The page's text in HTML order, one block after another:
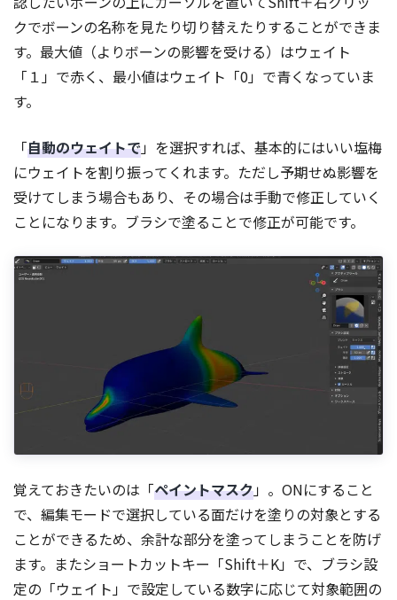
クでボーンの名称を見たり切り替えたりすることができま
す。最大値（よりボーンの影響を受ける）はウェイト
「１」で赤く、最小値はウェイト「0」で青くなっていま
す。
「自動のウェイトで」を選択すれば、基本的にはいい塩梅
にウェイトを割り振ってくれます。ただし予期せぬ影響を
受けてしまう場合もあり、その場合は手動で修正していく
ことになります。ブラシで塗ることで修正が可能です。
覚えておきたいのは「ペイントマスク」。ONにすること
で、編集モードで選択している面だけを塗りの対象とする
ことができるため、余計な部分を塗ってしまうことを防げ
ます。またショートカットキー「Shift＋K」で、ブラシ設
定の「ウェイト」で設定している数字に応じて対象範囲の